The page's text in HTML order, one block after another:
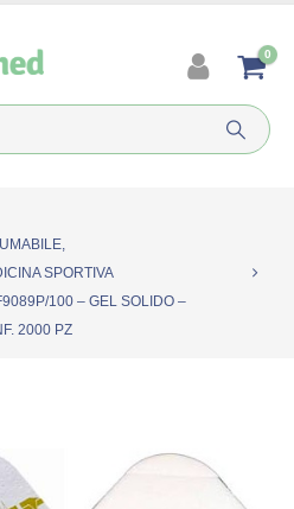
0
,
SPORTIVA
100 – GEL SOLIDO –
2000 PZ